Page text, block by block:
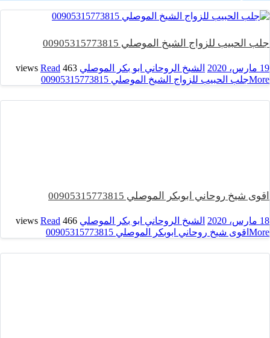
جلب الحبيب للزواج الشيخ الموصلي 00905315773815
19 مارس، 2020 الشيخ الروحاني ابو بكر الموصلي 463 views
Read
Moreجلب الحبيب للزواج الشيخ الموصلي 00905315773815
اقوى شيخ روحاني ابوبكر الموصلي 00905315773815
18 مارس، 2020 الشيخ الروحاني ابو بكر الموصلي 466 views
Read
More اقوى شيخ روحاني ابوبكر الموصلي 00905315773815